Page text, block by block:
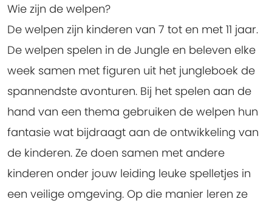
Wie zijn de welpen?
De welpen zijn kinderen van 7 tot en met 11 jaar.
De welpen spelen in de Jungle en beleven elke
week samen met figuren uit het jungleboek de
spannendste avonturen. Bij het spelen aan de
hand van een thema gebruiken de welpen hun
fantasie wat bijdraagt aan de ontwikkeling van
de kinderen. Ze doen samen met andere
kinderen onder jouw leiding leuke spelletjes in
een veilige omgeving. Op die manier leren ze